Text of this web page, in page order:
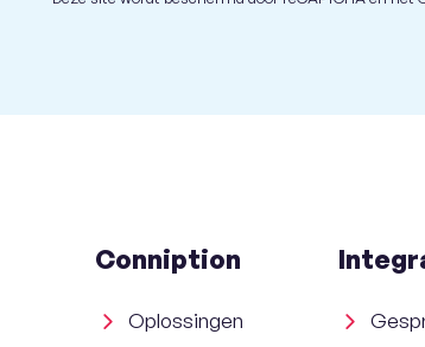
Conniption
Oplossingen